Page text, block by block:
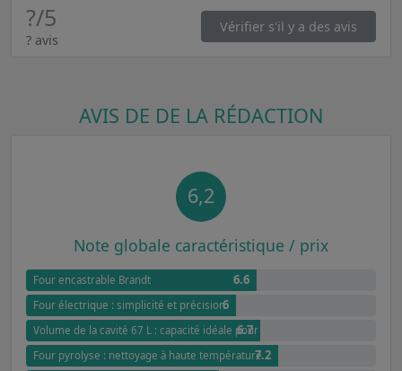
?/5
? avis
Vérifier s'il y a des avis
AVIS DE DE LA RÉDACTION
6,2
Note globale caractéristique / prix
Four encastrable Brandt 6.6
Four électrique : simplicité et précision6
Volume de la cavité 67 L : capacité idéale pour les familles
6.7
Four pyrolyse : nettoyage à haute température7.2